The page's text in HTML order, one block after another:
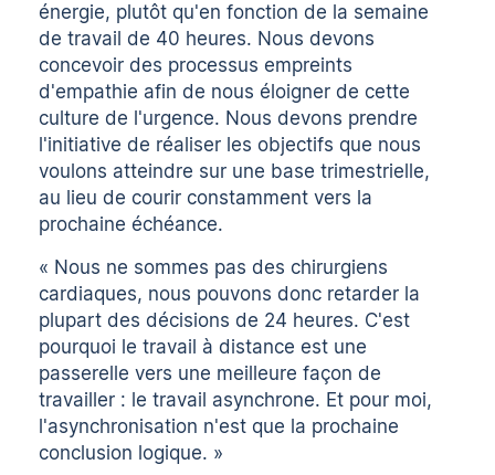
énergie, plutôt qu'en fonction de la semaine
de travail de 40 heures. Nous devons
concevoir des processus empreints
d'empathie afin de nous éloigner de cette
culture de l'urgence. Nous devons prendre
l'initiative de réaliser les objectifs que nous
voulons atteindre sur une base trimestrielle,
au lieu de courir constamment vers la
prochaine échéance.
« Nous ne sommes pas des chirurgiens
cardiaques, nous pouvons donc retarder la
plupart des décisions de 24 heures. C'est
pourquoi le travail à distance est une
passerelle vers une meilleure façon de
travailler : le travail asynchrone. Et pour moi,
l'asynchronisation n'est que la prochaine
conclusion logique. »